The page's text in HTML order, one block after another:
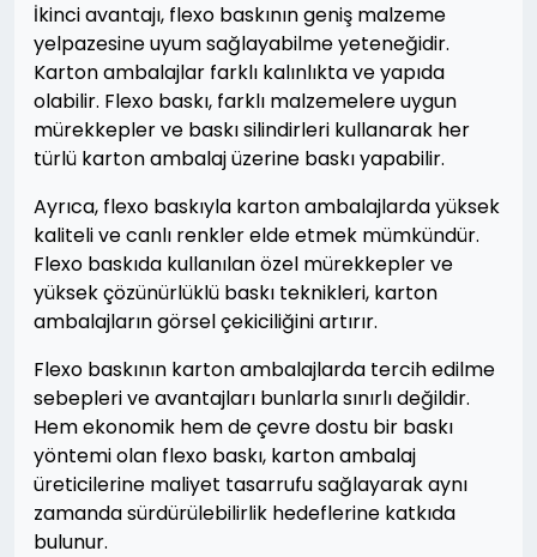
İkinci avantajı, flexo baskının geniş malzeme
yelpazesine uyum sağlayabilme yeteneğidir.
Karton ambalajlar farklı kalınlıkta ve yapıda
olabilir. Flexo baskı, farklı malzemelere uygun
mürekkepler ve baskı silindirleri kullanarak her
türlü karton ambalaj üzerine baskı yapabilir.
Ayrıca, flexo baskıyla karton ambalajlarda yüksek
kaliteli ve canlı renkler elde etmek mümkündür.
Flexo baskıda kullanılan özel mürekkepler ve
yüksek çözünürlüklü baskı teknikleri, karton
ambalajların görsel çekiciliğini artırır.
Flexo baskının karton ambalajlarda tercih edilme
sebepleri ve avantajları bunlarla sınırlı değildir.
Hem ekonomik hem de çevre dostu bir baskı
yöntemi olan flexo baskı, karton ambalaj
üreticilerine maliyet tasarrufu sağlayarak aynı
zamanda sürdürülebilirlik hedeflerine katkıda
bulunur.